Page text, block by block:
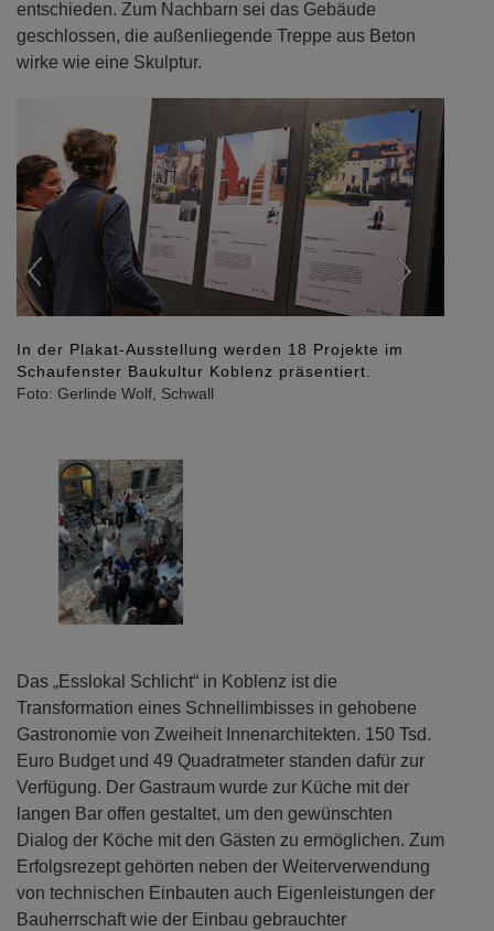
entschieden. Zum Nachbarn sei das Gebäude
geschlossen, die außenliegende Treppe aus Beton
wirke wie eine Skulptur.
In der Plakat-Ausstellung werden 18 Projekte im
Schaufenster Baukultur Koblenz präsentiert.
Foto: Gerlinde Wolf, Schwall
Next
Das „Esslokal Schlicht“ in Koblenz ist die
Transformation eines Schnellimbisses in gehobene
Gastronomie von Zweiheit Innenarchitekten. 150 Tsd.
Euro Budget und 49 Quadratmeter standen dafür zur
Verfügung. Der Gastraum wurde zur Küche mit der
langen Bar offen gestaltet, um den gewünschten
Dialog der Köche mit den Gästen zu ermöglichen. Zum
Erfolgsrezept gehörten neben der Weiterverwendung
von technischen Einbauten auch Eigenleistungen der
Bauherrschaft wie der Einbau gebrauchter